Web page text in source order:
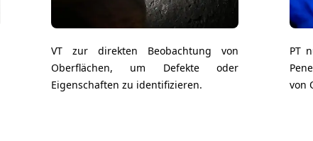
VT zur direkten Beobachtung von
Oberflächen, um Defekte oder
Eigenschaften zu identifizieren.
PT
von